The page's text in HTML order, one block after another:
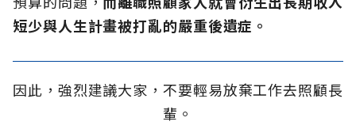
短少與人生計畫被打亂的嚴重後遺症。
因此，強烈建議大家，不要輕易放棄工作去照顧長
輩。